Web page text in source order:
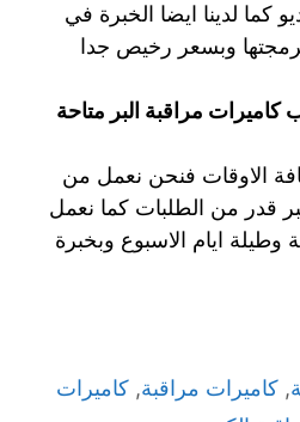
كما لدينا ايضا الخبرة في
وبسعر رخيص جدا
مراقبة البر متاحة
الاوقات فنحن نعمل من
قدر من الطلبات كما نعمل
مدار ٢٤ ساعة وطيلة ايام الاسبوع وبخبرة
, كاميرات مراقبة, كاميرات